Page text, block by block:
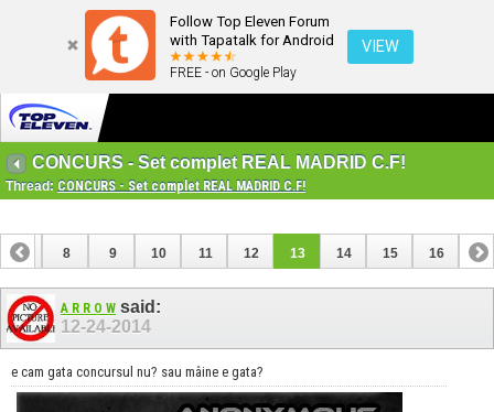
Follow Top Eleven Forum
with Tapatalk for Android
FREE - on Google Play
VIEW
CONCURS - Set complet REAL MADRID C.F!
Thread: CONCURS - Set complet REAL MADRID C.F!
7 8 9 10 11 12 13 14 15 16
A R R O W said:
12-24-2014
e cam gata concursul nu? sau mâine e gata?